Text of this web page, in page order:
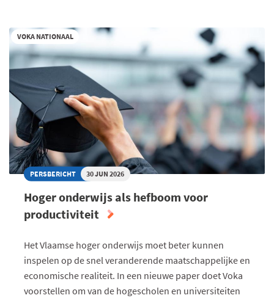
VOKA NATIONAAL
PERSBERICHT 30 JUN 2026
Hoger onderwijs als hefboom voor
productiviteit
Het Vlaamse hoger onderwijs moet beter kunnen
inspelen op de snel veranderende maatschappelijke en
economische realiteit. In een nieuwe paper doet Voka
voorstellen om van de hogescholen en universiteiten